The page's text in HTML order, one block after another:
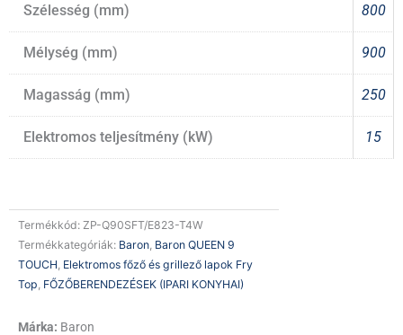
Szélesség (mm) 800
Mélység (mm) 900
Magasság (mm) 250
Elektromos teljesítmény (kW) 15
Termékkód: ZP-Q90SFT/E823-T4W
Termékkategóriák: Baron Baron QUEEN 9
TOUCH Elektromos főző és grillező lapok Fry
Top FŐZŐBERENDEZÉSEK (IPARI KONYHAI)
Baron